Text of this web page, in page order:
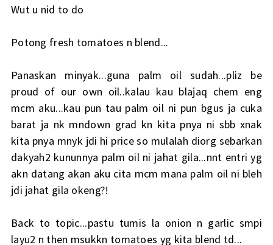
Wut u nid to do
Potong fresh tomatoes n blend...
Panaskan minyak...guna palm oil sudah...pliz be
proud of our own oil..kalau kau blajaq chem eng
mcm aku...kau pun tau palm oil ni pun bgus ja cuka
barat ja nk mndown grad kn kita pnya ni sbb xnak
kita pnya mnyk jdi hi price so mulalah diorg sebarkan
dakyah2 kununnya palm oil ni jahat gila...nnt entri yg
akn datang akan aku cita mcm mana palm oil ni bleh
jdi jahat gila okeng?!
Back to topic...pastu tumis la onion n garlic smpi
layu2 n then msukkn tomatoes yg kita blend td...